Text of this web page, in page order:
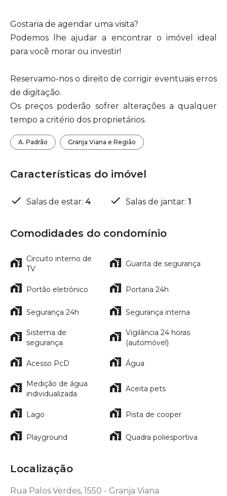
Gostaria de agendar uma visita?
Podemos lhe ajudar a encontrar o imóvel ideal
para você morar ou investir!
Reservamo-nos o direito de corrigir eventuais erros
de digitação.
Os preços poderão sofrer alterações a qualquer
tempo a critério dos proprietários.
A. Padrão Granja Viana e Região
Características do imóvel
Salas de estar: 4 Salas de jantar: 1
Comodidades do condomínio
Circuito interno de
TV
Guarita de segurança
Portão eletrônico Portaria 24h
Segurança 24h Segurança interna
Sistema de
segurança
Vigilância 24 horas
(automóvel)
Acesso PcD Água
Medição de água
individualizada
Aceita pets
Lago Pista de cooper
Playground Quadra poliesportiva
Localização
Rua Palos Verdes, 1550 - Granja Viana